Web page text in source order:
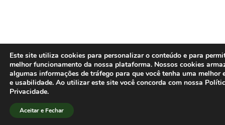
Este site utiliza cookies para personalizar o conteúdo e para
melhor funcionamento da nossa plataforma. Nossos cookies
algumas informações de tráfego para que você tenha uma melhor
e usabilidade. Ao utilizar este site você concorda com nossa
Privacidade.
Aceitar e Fechar